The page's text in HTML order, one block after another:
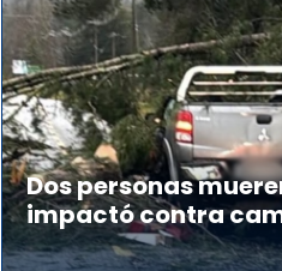
Dos personas
impactó contra